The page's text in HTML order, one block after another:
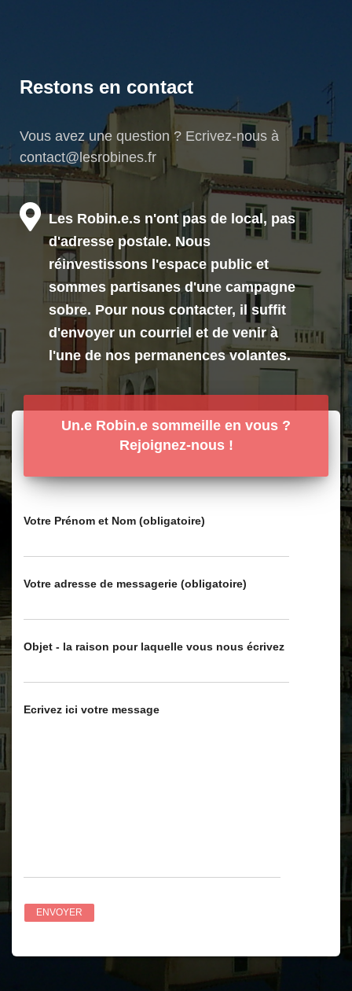
Restons en contact
Vous avez une question ? Ecrivez-nous à
contact@lesrobines.fr
Les Robin.e.s n'ont pas de local, pas
d'adresse postale. Nous
réinvestissons l'espace public et
sommes partisanes d'une campagne
sobre. Pour nous contacter, il suffit
d'envoyer un courriel et de venir à
l'une de nos permanences volantes.
Un.e Robin.e sommeille en vous ?
Rejoignez-nous !
Votre Prénom et Nom (obligatoire)
Votre adresse de messagerie (obligatoire)
Objet - la raison pour laquelle vous nous écrivez
Ecrivez ici votre message